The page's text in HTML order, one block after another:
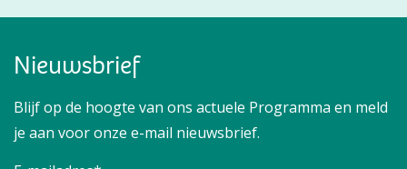
Nieuwsbrief
Blijf op de hoogte van ons actuele Programma en meld
je aan voor onze e-mail nieuwsbrief.